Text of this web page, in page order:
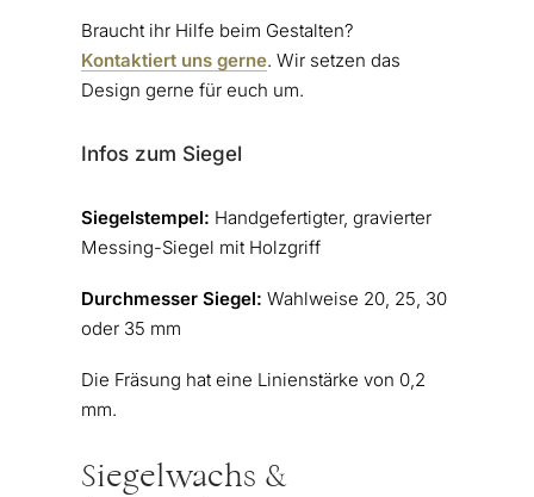
Braucht ihr Hilfe beim Gestalten?
Kontaktiert uns gerne. Wir setzen das
Design gerne für euch um.
Infos zum Siegel
Siegelstempel: Handgefertigter, gravierter
Messing-Siegel mit Holzgriff
Durchmesser Siegel: Wahlweise 20, 25, 30
oder 35 mm
Die Fräsung hat eine Linienstärke von 0,2
mm.
Siegelwachs &